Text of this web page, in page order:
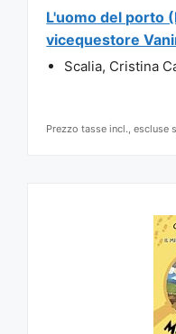
L'uomo del porto
vicequestore
Scalia, Cristina
Prezzo tasse incl., escluse